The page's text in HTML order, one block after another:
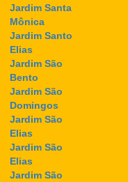
Jardim Santa
Mônica
Jardim Santo
Elias
Jardim São
Bento
Jardim São
Domingos
Jardim São
Elias
Jardim São
Elias
Jardim São